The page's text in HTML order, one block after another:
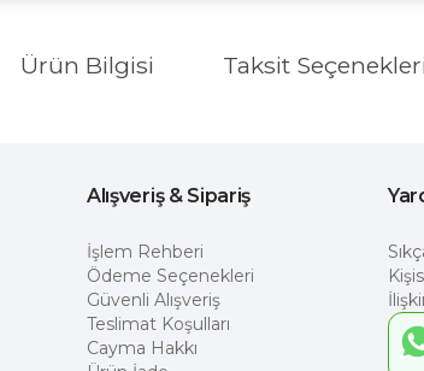
Ürün Bilgisi Taksit Seçenekleri
Alışveriş & Sipariş
İşlem Rehberi
Ödeme Seçenekleri
Güvenli Alışveriş
Teslimat Koşulları
Cayma Hakkı